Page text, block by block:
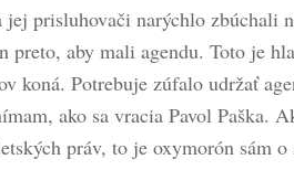
jej prisluhovači narýchlo zbúchali
aby mali agendu. Toto je
koná. Potrebuje zúfalo udržať
ako sa vracia Pavol Paška.
práv, to je oxymorón sám